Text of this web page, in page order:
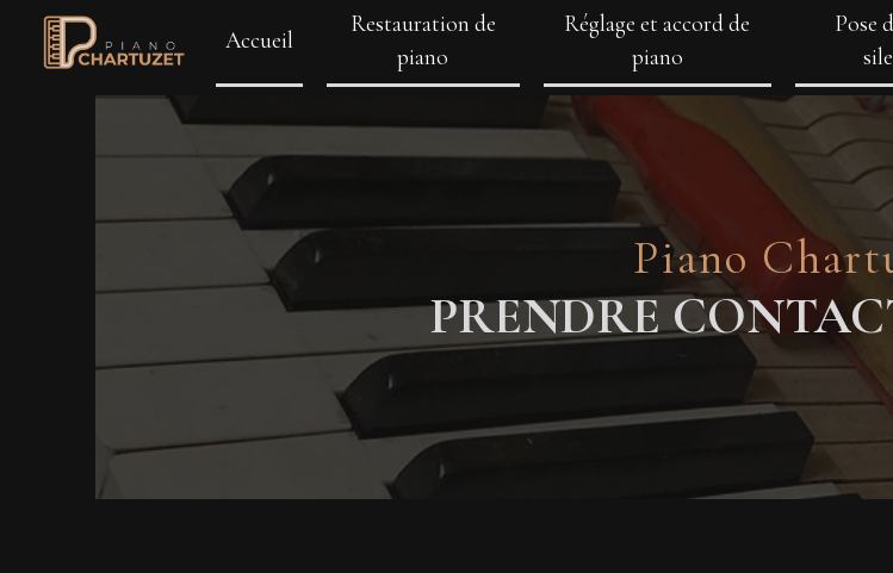
Accueil
Restauration de
piano
Réglage et accord de
piano
Pose
Piano
PRENDRE
Panneau de gestion des cookies